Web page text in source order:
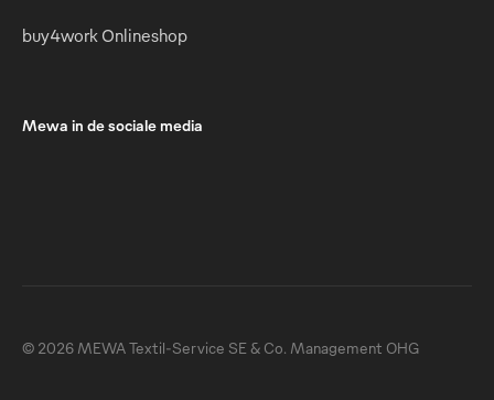
buy4work Onlineshop
Mewa in de sociale media
© 2026 MEWA Textil-Service SE & Co. Management OHG